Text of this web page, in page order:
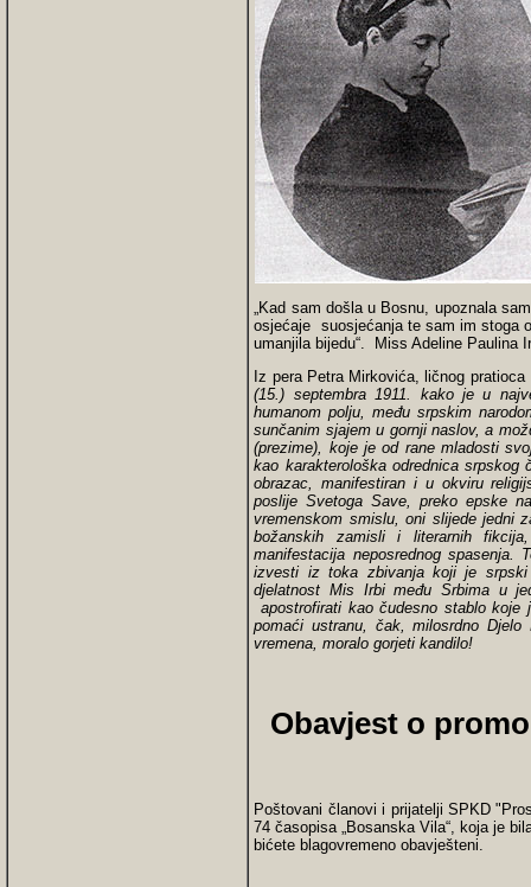
„Kad sam došla u Bosnu, upoznala
osjećaje suosjećanja te sam im stoga
umanjila bijedu“. Miss Adeline Paulina
Iz pera Petra Mirkovića, ličnog
(15.) septembra 1911. kako je u
humanom polјu, među srpskim
sunčanim sjajem u gornji naslov, a
(prezime), koje je od rane mladosti
kao karakterološka odrednica
obrazac, manifestiran i u okviru
poslije Svetoga Save, preko epske
vremenskom smislu, oni slijede jedni
božanskih zamisli i literarnih
manifestacija neposrednog
izvesti iz toka zbivanja koji je srpski
djelatnost Mis Irbi među Srbima u
apostrofirati kao čudesno stablo
pomaći ustranu, čak, milosrdno
vremena, moralo gorjeti kandilo!
Obavjest o
Poštovani članovi i prijatelji SPKD
74 časopisa „Bosanska Vila“, koja je
bićete blagovremeno obavješteni.